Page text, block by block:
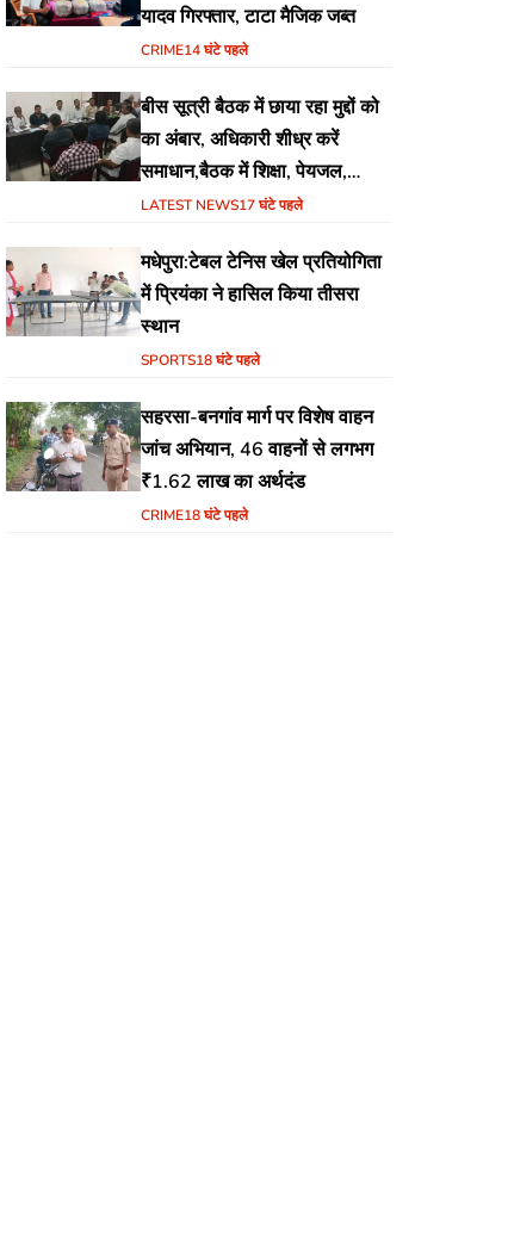
यादव गिरफ्तार, टाटा मैजिक जब्त
CRIME14 घंटे पहले
बीस सूत्री बैठक में छाया रहा मुद्दों को
का अंबार, अधिकारी शीध्र करें
समाधान,बैठक में शिक्षा, पेयजल,
जलजमाव,आवास ,व किसानों के
LATEST NEWS17 घंटे पहले
मधेपुरा:टेबल टेनिस खेल प्रतियोगिता
में प्रियंका ने हासिल किया तीसरा
स्थान
SPORTS18 घंटे पहले
सहरसा-बनगांव मार्ग पर विशेष वाहन
जांच अभियान, 46 वाहनों से लगभग
₹1.62 लाख का अर्थदंड
CRIME18 घंटे पहले